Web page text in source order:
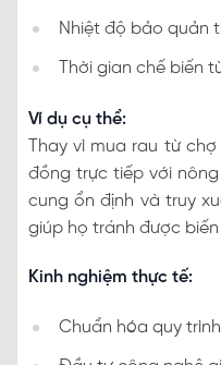
Nhiệt độ bảo quản
Thời gian chế biến
Ví dụ cụ thể:
Thay vì mua rau từ
đồng trực tiếp với
cung ổn định và truy
giúp họ tránh được
Kinh nghiệm thực tế:
Chuẩn hóa quy